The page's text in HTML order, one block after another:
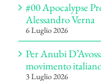
#00 Apocalypse
Alessandro Verna
6 Luglio 2026
Per Anubi
movimento
3 Luglio 2026